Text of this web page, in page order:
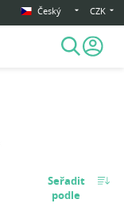
Český CZK
Seřadit
podle